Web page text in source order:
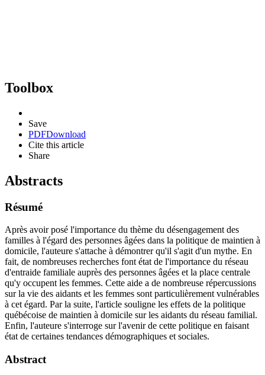
Toolbox
Save
PDFDownload
Cite this article
Share
Abstracts
Résumé
Après avoir posé l'importance du thème du désengagement des
familles à l'égard des personnes âgées dans la politique de maintien à
domicile, l'auteure s'attache à démontrer qu'il s'agit d'un mythe. En
fait, de nombreuses recherches font état de l'importance du réseau
d'entraide familiale auprès des personnes âgées et la place centrale
qu'y occupent les femmes. Cette aide a de nombreuse répercussions
sur la vie des aidants et les femmes sont particulièrement vulnérables
à cet égard. Par la suite, l'article souligne les effets de la politique
québécoise de maintien à domicile sur les aidants du réseau familial.
Enfin, l'auteure s'interroge sur l'avenir de cette politique en faisant
état de certaines tendances démographiques et sociales.
Abstract